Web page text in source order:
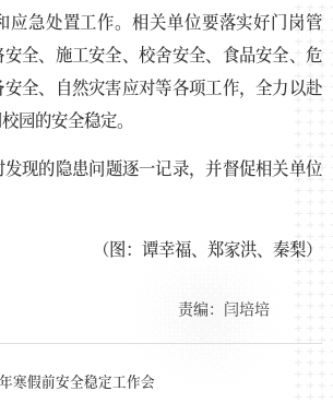
应急处置工作。相关单位要落实好门岗管
全、施工安全、校舍安全、食品安全、危
全、自然灾害应对等各项工作，全力以赴
园的安全稳定。
现的隐患问题逐一记录，并督促相关单位
（图：谭幸福、郑家洪、秦梨）
责编：闫培培
寒假前安全稳定工作会